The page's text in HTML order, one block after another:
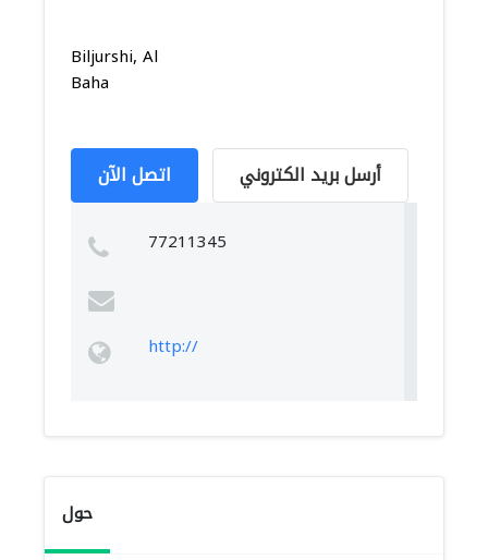
Biljurshi, Al
Baha
اتصل الآن أرسل بريد الكتروني
77211345
http://
حول